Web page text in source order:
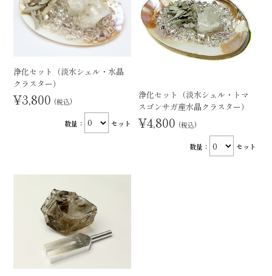
浄化セット（淡水シェル・水晶
クラスター）
¥3,800 (税込)
数量： セット
浄化セット（淡水シェル・トマ
スゴンサガ産水晶クラスター）
¥4,800 (税込)
数量： セット